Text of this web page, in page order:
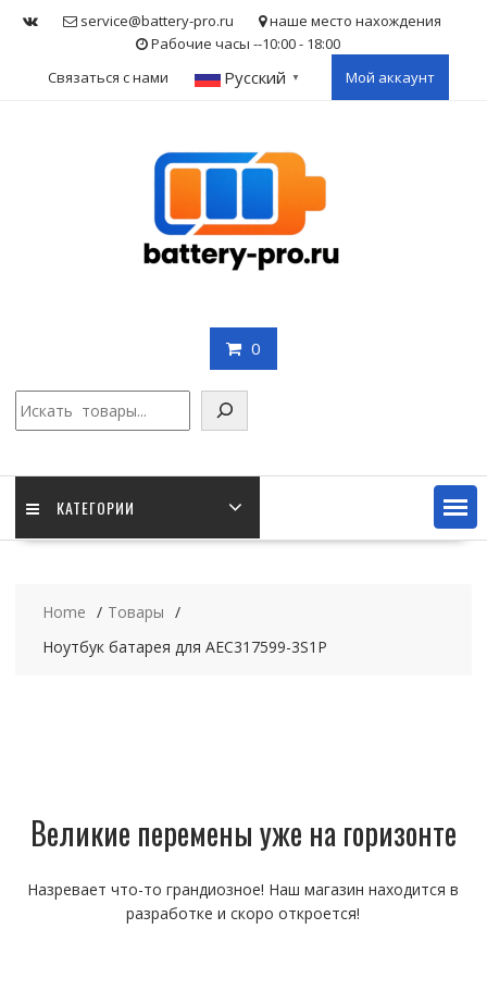
service@battery-pro.ru
наше место нахождения
Рабочие часы --10:00 - 18:00
Связаться с нами
Русский ▼ Мой аккаунт
0
КАТЕГОРИИ
Home
Товары
Ноутбук батарея для AEC317599-3S1P
Великие перемены уже на горизонте
Назревает что-то грандиозное! Наш магазин находится в
разработке и скоро откроется!